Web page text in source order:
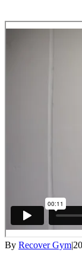
By Recover Gym|